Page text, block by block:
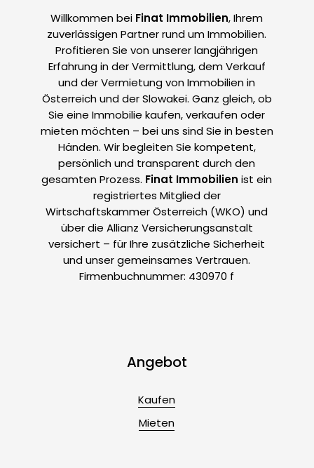
Willkommen bei Finat Immobilien, Ihrem
zuverlässigen Partner rund um Immobilien.
Profitieren Sie von unserer langjährigen
Erfahrung in der Vermittlung, dem Verkauf
und der Vermietung von Immobilien in
Österreich und der Slowakei. Ganz gleich, ob
Sie eine Immobilie kaufen, verkaufen oder
mieten möchten – bei uns sind Sie in besten
Händen. Wir begleiten Sie kompetent,
persönlich und transparent durch den
gesamten Prozess. Finat Immobilien ist ein
registriertes Mitglied der
Wirtschaftskammer Österreich (WKO) und
über die Allianz Versicherungsanstalt
versichert – für Ihre zusätzliche Sicherheit
und unser gemeinsames Vertrauen.
Firmenbuchnummer: 430970 f
Angebot
Kaufen
Mieten